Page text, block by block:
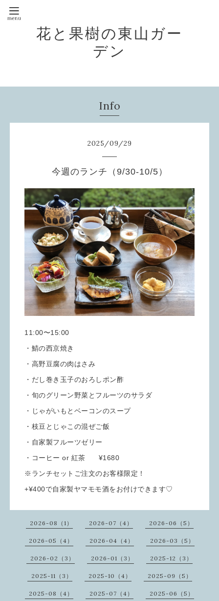
花と果樹の東山ガー
デン
Info
2025/09/29
今週のランチ（9/30-10/5）
11:00〜15:00
・鯖の西京焼き
・高野豆腐の肉はさみ
・だし巻き玉子のおろしポン酢
・旬のグリーン野菜とフルーツのサラダ
・じゃがいもとベーコンのスープ
・枝豆とじゃこの混ぜご飯
・自家製フルーツゼリー
・コーヒー or 紅茶 ¥1680
※ランチセットご注文のお客様限定！
+¥400で自家製ヤマモモ酒をお付けできます♡
2026-08（1） 2026-07（4） 2026-06（5）
2026-05（4） 2026-04（4） 2026-03（5）
2026-02（3） 2026-01（3） 2025-12（3）
2025-11（3） 2025-10（4） 2025-09（5）
2025-08（4） 2025-07（4） 2025-06（5）